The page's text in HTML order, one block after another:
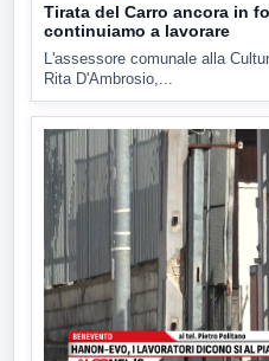
Tirata del Carro ancora in
continuiamo a lavorare
L'assessore comunale alla
Rita D'Ambrosio,...